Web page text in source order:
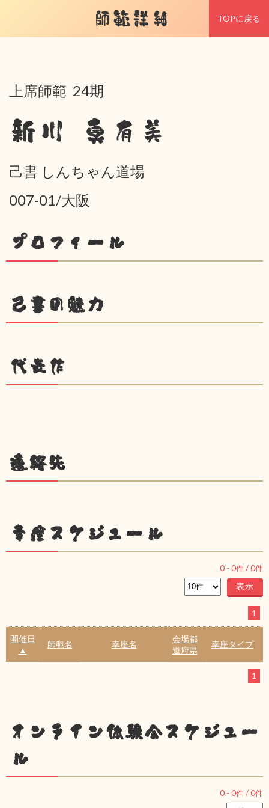
師範詳細 TOPに戻る
上席師範 24期
新川 真有美
己書 しんちゃん道場
007-01/大阪
プロフィール
己書の魅力
代表作
連絡先
幸座スケジュール
0 - 0件 /0件
1
開催日
▲
師範名 幸座名
会場都
道府県
幸座タイプ
1
オンライン体験会スケジュー
ル
0 - 0件 /0件